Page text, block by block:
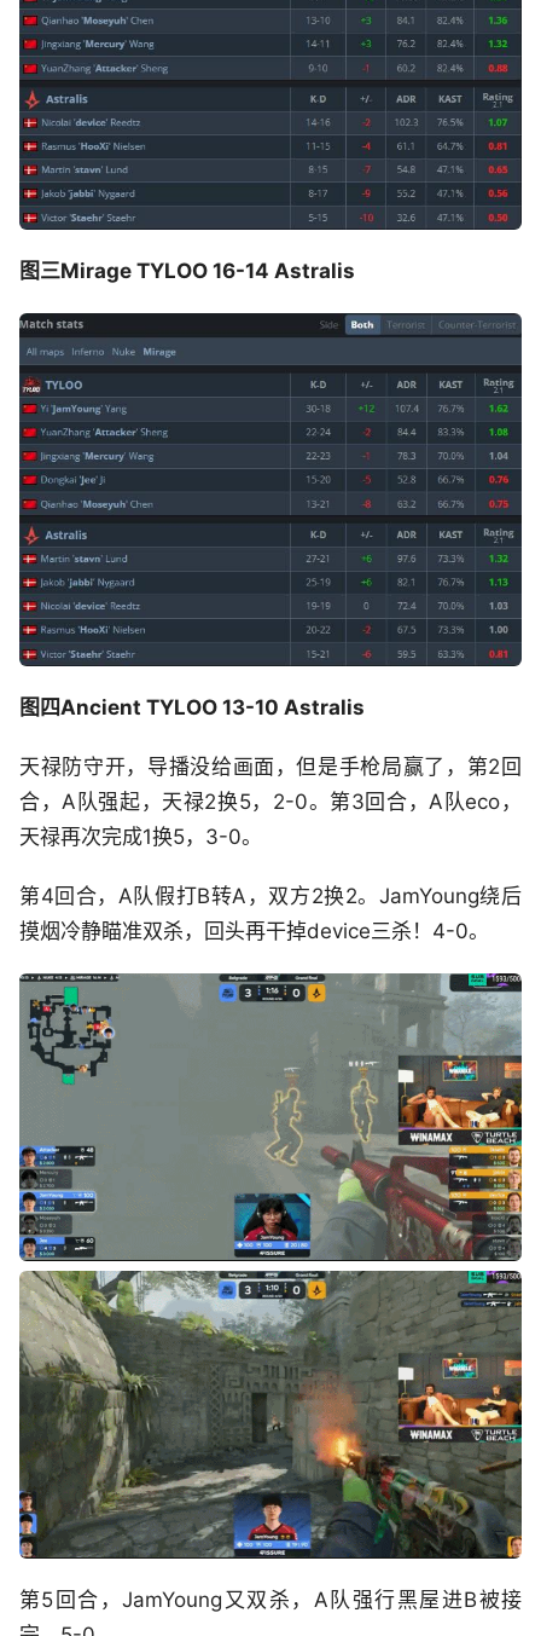
图三Mirage TYLOO 16-14 Astralis
图四Ancient TYLOO 13-10 Astralis
天禄防守开，导播没给画面，但是手枪局赢了，第2回
合，A队强起，天禄2换5，2-0。第3回合，A队eco，
天禄再次完成1换5，3-0。
第4回合，A队假打B转A，双方2换2。JamYoung绕后
摸烟冷静瞄准双杀，回头再干掉device三杀！4-0。
第5回合，JamYoung又双杀，A队强行黑屋进B被接